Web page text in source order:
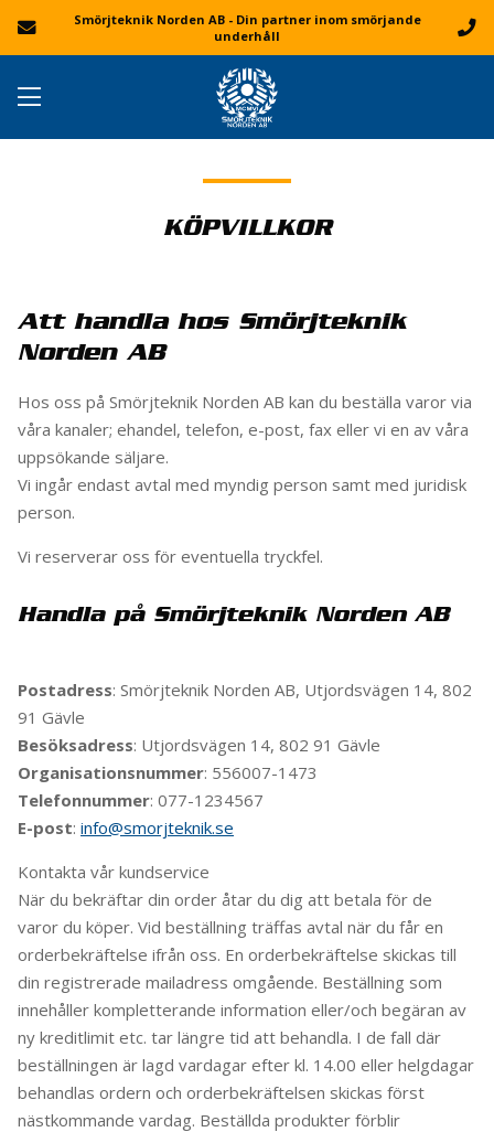
Smörjteknik Norden AB - Din partner inom smörjande
underhåll
KÖPVILLKOR
Att handla hos Smörjteknik
Norden AB
Hos oss på Smörjteknik Norden AB kan du beställa varor via
våra kanaler; ehandel, telefon, e-post, fax eller vi en av våra
uppsökande säljare.
Vi ingår endast avtal med myndig person samt med juridisk
person.
Vi reserverar oss för eventuella tryckfel.
Handla på Smörjteknik Norden AB
Postadress: Smörjteknik Norden AB, Utjordsvägen 14, 802
91 Gävle
Besöksadress: Utjordsvägen 14, 802 91 Gävle
Organisationsnummer: 556007-1473
Telefonnummer: 077-1234567
E-post: info@smorjteknik.se
Kontakta vår kundservice
När du bekräftar din order åtar du dig att betala för de
varor du köper. Vid beställning träffas avtal när du får en
orderbekräftelse ifrån oss. En orderbekräftelse skickas till
din registrerade mailadress omgående. Beställning som
innehåller kompletterande information eller/och begäran av
ny kreditlimit etc. tar längre tid att behandla. I de fall där
beställningen är lagd vardagar efter kl. 14.00 eller helgdagar
behandlas ordern och orderbekräftelsen skickas först
nästkommande vardag. Beställda produkter förblir